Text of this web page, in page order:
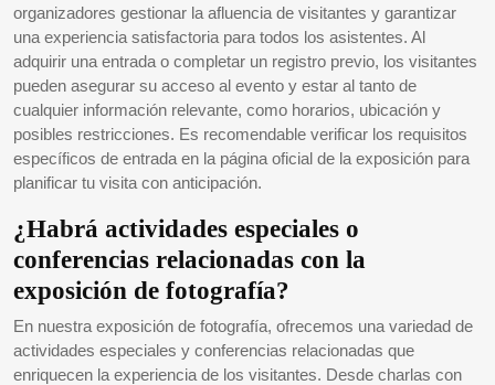
organizadores gestionar la afluencia de visitantes y garantizar
una experiencia satisfactoria para todos los asistentes. Al
adquirir una entrada o completar un registro previo, los visitantes
pueden asegurar su acceso al evento y estar al tanto de
cualquier información relevante, como horarios, ubicación y
posibles restricciones. Es recomendable verificar los requisitos
específicos de entrada en la página oficial de la exposición para
planificar tu visita con anticipación.
¿Habrá actividades especiales o
conferencias relacionadas con la
exposición de fotografía?
En nuestra exposición de fotografía, ofrecemos una variedad de
actividades especiales y conferencias relacionadas que
enriquecen la experiencia de los visitantes. Desde charlas con